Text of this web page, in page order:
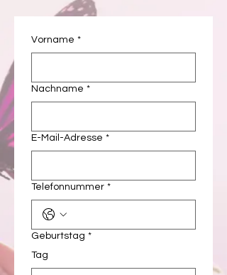
Vorname *
Nachname *
E-Mail-Adresse *
Telefonnummer *
Geburtstag *
Tag